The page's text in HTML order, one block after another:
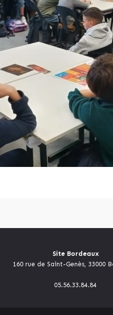
Site Bordeaux
160 rue de Saint-Genès, 33000
05.56.33.84.84